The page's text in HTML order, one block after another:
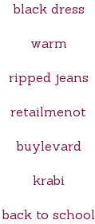
black dress
warm
ripped jeans
retailmenot
buylevard
krabi
back to school